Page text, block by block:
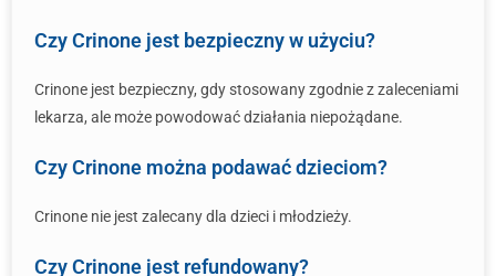
Czy Crinone jest bezpieczny w użyciu?
Crinone jest bezpieczny, gdy stosowany zgodnie z zaleceniami
lekarza, ale może powodować działania niepożądane.
Czy Crinone można podawać dzieciom?
Crinone nie jest zalecany dla dzieci i młodzieży.
Czy Crinone jest refundowany?